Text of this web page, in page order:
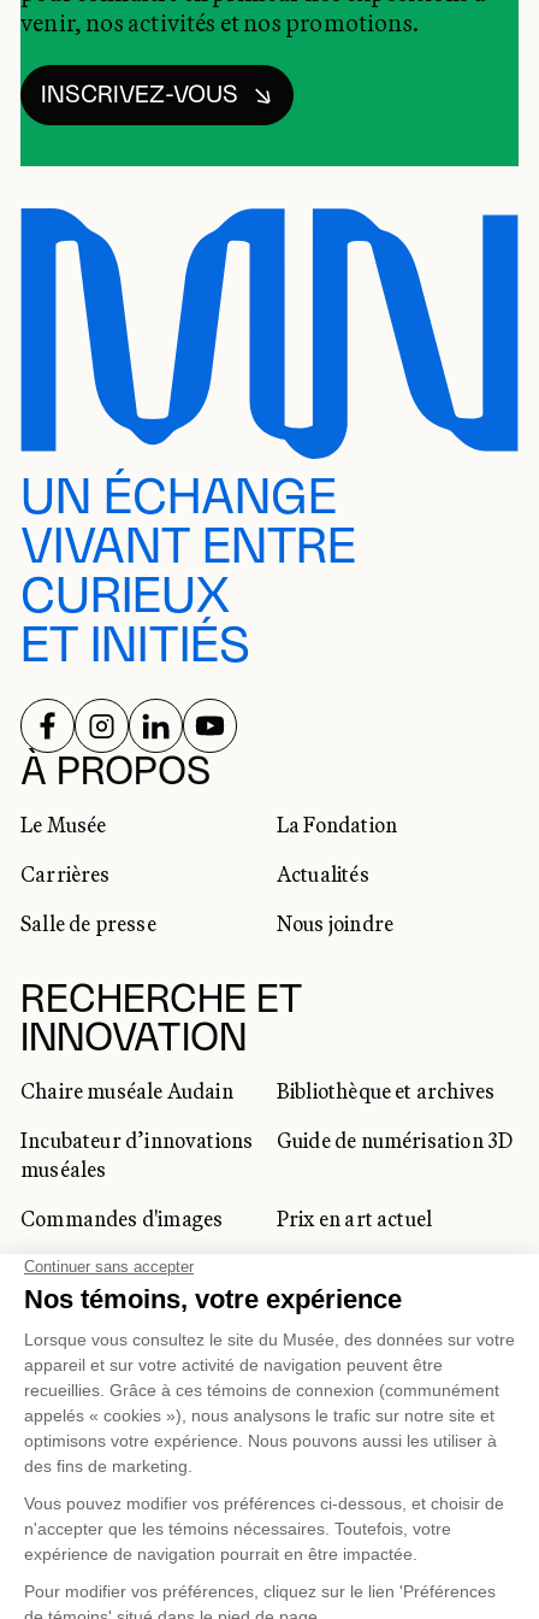
venir, nos activités et nos promotions.
INSCRIVEZ-VOUS
UN ÉCHANGE
VIVANT ENTRE
CURIEUX
ET INITIÉS
À PROPOS
Le Musée
La Fondation
Carrières
Actualités
Salle de presse
Nous joindre
RECHERCHE ET
INNOVATION
Chaire muséale Audain
Bibliothèque et archives
Incubateur d’innovations
muséales
Guide de numérisation 3D
Commandes d'images
Prix en art actuel
Prix Lynne-Cohen
CLIENTÈLE CORPORATIVE
ET PRIVÉE
Location d'espaces
Activités corporatives
professionnels du
tourisme
RÉSEAUX SOCIAUX
SUIVEZ-NOUS SUR
SUIVEZ-NOUS SUR
SUIVEZ-NOUS SUR
SUIVEZ-NOUS SUR
Gestion des témoinsPolitique de confidentialité